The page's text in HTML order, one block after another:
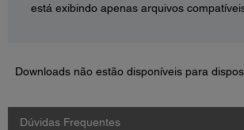
está exibindo apenas arquivos
Downloads não estão disponíveis para
Dúvidas Frequentes